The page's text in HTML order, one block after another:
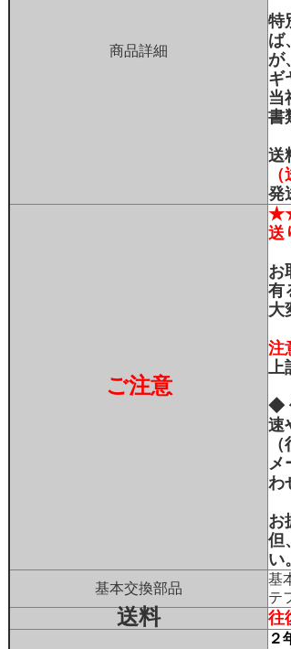
商品詳細
特
ば
が
ギ
当
書
送
発
ご注意
送
お
有
大
注
上
◆
速
メ
わ
お
但
い。
基本交換部品
基
テ
送料 往
２